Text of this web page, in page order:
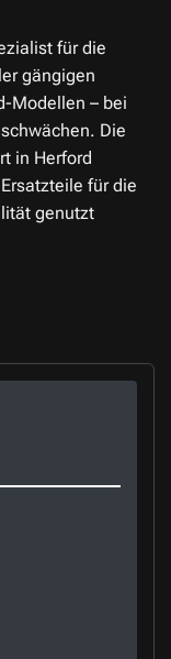
für die
gängigen
Modellen – bei
Die
in Herford
für die
genutzt